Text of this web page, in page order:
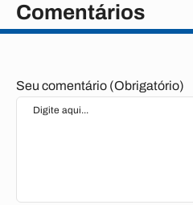
Comentários
Seu comentário (Obrigatório)